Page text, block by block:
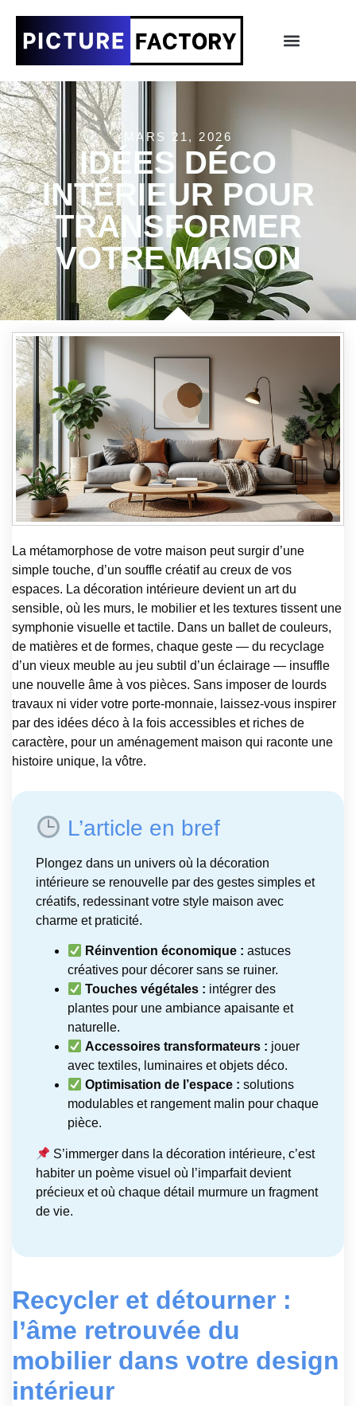
MARS 21, 2026
IDÉES DÉCO
INTÉRIEUR POUR
TRANSFORMER
VOTRE MAISON
La métamorphose de votre maison peut surgir d’une
simple touche, d’un souffle créatif au creux de vos
espaces. La décoration intérieure devient un art du
sensible, où les murs, le mobilier et les textures tissent une
symphonie visuelle et tactile. Dans un ballet de couleurs,
de matières et de formes, chaque geste — du recyclage
d’un vieux meuble au jeu subtil d’un éclairage — insuffle
une nouvelle âme à vos pièces. Sans imposer de lourds
travaux ni vider votre porte-monnaie, laissez-vous inspirer
par des idées déco à la fois accessibles et riches de
caractère, pour un aménagement maison qui raconte une
histoire unique, la vôtre.
L’article en bref
Plongez dans un univers où la décoration
intérieure se renouvelle par des gestes simples et
créatifs, redessinant votre style maison avec
charme et praticité.
Réinvention économique : astuces
créatives pour décorer sans se ruiner.
Touches végétales : intégrer des
plantes pour une ambiance apaisante et
naturelle.
Accessoires transformateurs : jouer
avec textiles, luminaires et objets déco.
Optimisation de l’espace : solutions
modulables et rangement malin pour chaque
pièce.
S’immerger dans la décoration intérieure, c’est
habiter un poème visuel où l’imparfait devient
précieux et où chaque détail murmure un fragment
de vie.
Recycler et détourner :
l’âme retrouvée du
mobilier dans votre design
intérieur